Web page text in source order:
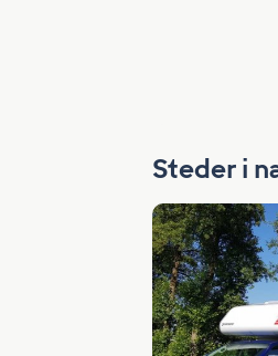
Steder i